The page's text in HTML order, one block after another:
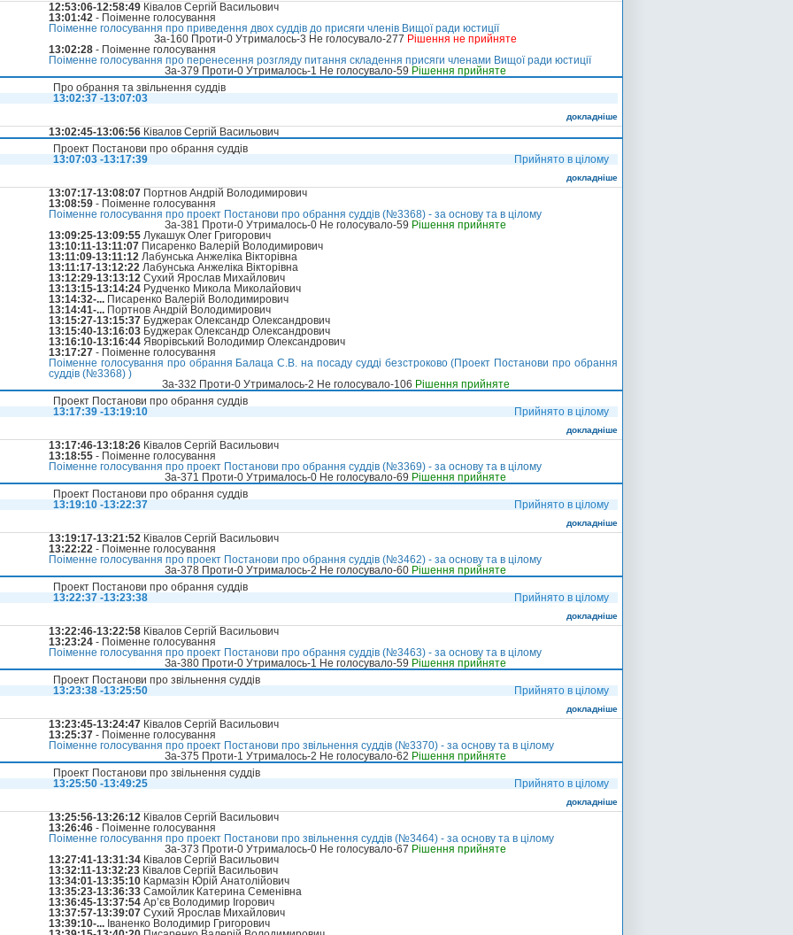
12:53:06-12:58:49 Ківалов Сергій Васильович
13:01:42 - Поіменне голосування
Поіменне голосування про приведення двох суддів до присяги членів Вищої ради юстиції
За-160 Проти-0 Утрималось-3 Не голосувало-277 Рішення не прийняте
13:02:28 - Поіменне голосування
Поіменне голосування про перенесення розгляду питання складення присяги членами Вищої ради юстиції
За-379 Проти-0 Утрималось-1 Не голосувало-59 Рішення прийняте
Про обрання та звільнення суддів
13:02:37 -13:07:03
докладніше
13:02:45-13:06:56 Ківалов Сергій Васильович
Проект Постанови про обрання суддів
13:07:03 -13:17:39
Прийнято в цілому
докладніше
13:07:17-13:08:07 Портнов Андрій Володимирович
13:08:59 - Поіменне голосування
Поіменне голосування про проект Постанови про обрання суддів (№3368) - за основу та в цілому
За-381 Проти-0 Утрималось-0 Не голосувало-59 Рішення прийняте
13:09:25-13:09:55 Лукашук Олег Григорович
13:10:11-13:11:07 Писаренко Валерій Володимирович
13:11:09-13:11:12 Лабунська Анжеліка Вікторівна
13:11:17-13:12:22 Лабунська Анжеліка Вікторівна
13:12:29-13:13:12 Сухий Ярослав Михайлович
13:13:15-13:14:24 Рудченко Микола Миколайович
13:14:32-... Писаренко Валерій Володимирович
13:14:41-... Портнов Андрій Володимирович
13:15:27-13:15:37 Буджерак Олександр Олександрович
13:15:40-13:16:03 Буджерак Олександр Олександрович
13:16:10-13:16:44 Яворівський Володимир Олександрович
13:17:27 - Поіменне голосування
Поіменне голосування про обрання Балаца С.В. на посаду судді безстроково (Проект Постанови про обрання
суддів (№3368) )
За-332 Проти-0 Утрималось-2 Не голосувало-106 Рішення прийняте
Проект Постанови про обрання суддів
13:17:39 -13:19:10
Прийнято в цілому
докладніше
13:17:46-13:18:26 Ківалов Сергій Васильович
13:18:55 - Поіменне голосування
Поіменне голосування про проект Постанови про обрання суддів (№3369) - за основу та в цілому
За-371 Проти-0 Утрималось-0 Не голосувало-69 Рішення прийняте
Проект Постанови про обрання суддів
13:19:10 -13:22:37
Прийнято в цілому
докладніше
13:19:17-13:21:52 Ківалов Сергій Васильович
13:22:22 - Поіменне голосування
Поіменне голосування про проект Постанови про обрання суддів (№3462) - за основу та в цілому
За-378 Проти-0 Утрималось-2 Не голосувало-60 Рішення прийняте
Проект Постанови про обрання суддів
13:22:37 -13:23:38
Прийнято в цілому
докладніше
13:22:46-13:22:58 Ківалов Сергій Васильович
13:23:24 - Поіменне голосування
Поіменне голосування про проект Постанови про обрання суддів (№3463) - за основу та в цілому
За-380 Проти-0 Утрималось-1 Не голосувало-59 Рішення прийняте
Проект Постанови про звільнення суддів
13:23:38 -13:25:50
Прийнято в цілому
докладніше
13:23:45-13:24:47 Ківалов Сергій Васильович
13:25:37 - Поіменне голосування
Поіменне голосування про проект Постанови про звільнення суддів (№3370) - за основу та в цілому
За-375 Проти-1 Утрималось-2 Не голосувало-62 Рішення прийняте
Проект Постанови про звільнення суддів
13:25:50 -13:49:25
Прийнято в цілому
докладніше
13:25:56-13:26:12 Ківалов Сергій Васильович
13:26:46 - Поіменне голосування
Поіменне голосування про проект Постанови про звільнення суддів (№3464) - за основу та в цілому
За-373 Проти-0 Утрималось-0 Не голосувало-67 Рішення прийняте
13:27:41-13:31:34 Ківалов Сергій Васильович
13:32:11-13:32:23 Ківалов Сергій Васильович
13:34:01-13:35:10 Кармазін Юрій Анатолійович
13:35:23-13:36:33 Самойлик Катерина Семенівна
13:36:45-13:37:54 Ар’єв Володимир Ігорович
13:37:57-13:39:07 Сухий Ярослав Михайлович
13:39:10-... Іваненко Володимир Григорович